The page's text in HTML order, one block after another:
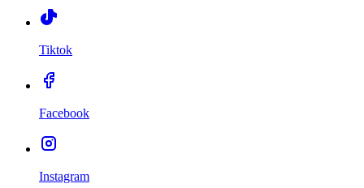
Tiktok
Facebook
Instagram